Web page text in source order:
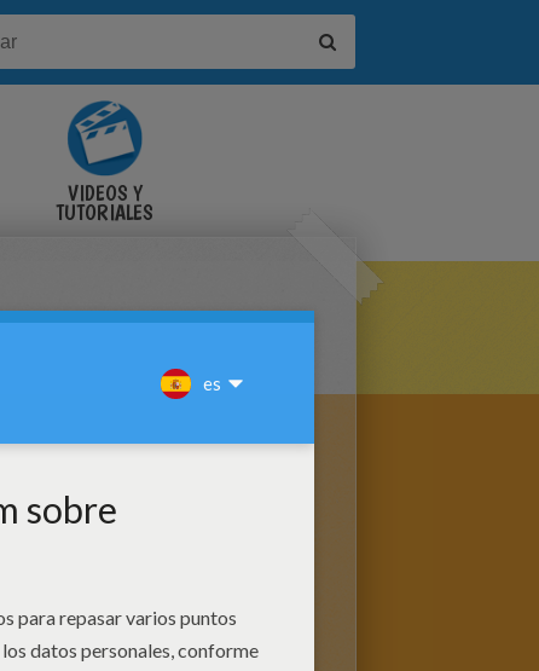
VIDEOS Y
TUTORIALES